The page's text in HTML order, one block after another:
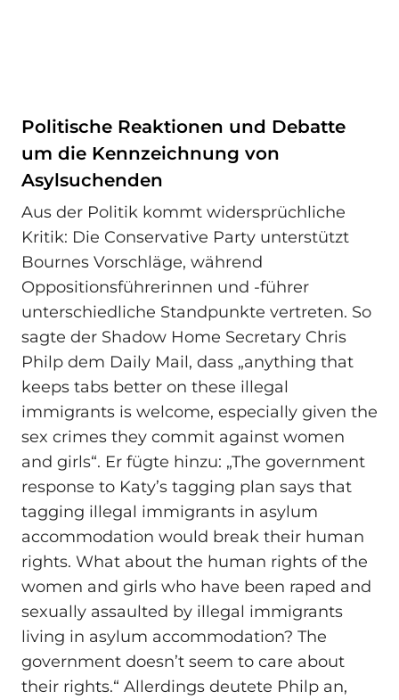
Politische Reaktionen und Debatte
um die Kennzeichnung von
Asylsuchenden
Aus der Politik kommt widersprüchliche
Kritik: Die Conservative Party unterstützt
Bournes Vorschläge, während
Oppositionsführerinnen und -führer
unterschiedliche Standpunkte vertreten. So
sagte der Shadow Home Secretary Chris
Philp dem Daily Mail, dass „anything that
keeps tabs better on these illegal
immigrants is welcome, especially given the
sex crimes they commit against women
and girls“. Er fügte hinzu: „The government
response to Katy’s tagging plan says that
tagging illegal immigrants in asylum
accommodation would break their human
rights. What about the human rights of the
women and girls who have been raped and
sexually assaulted by illegal immigrants
living in asylum accommodation? The
government doesn’t seem to care about
their rights.“ Allerdings deutete Philp an,